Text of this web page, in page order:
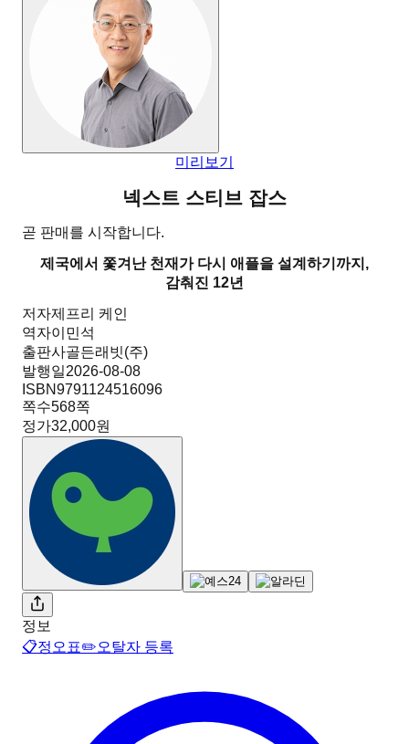
미리보기
넥스트 스티브 잡스
곧 판매를 시작합니다.
제국에서 쫓겨난 천재가 다시 애플을 설계하기까지,
감춰진 12년
저자제프리 케인
역자이민석
출판사골든래빗(주)
발행일2026-08-08
ISBN9791124516096
쪽수568쪽
정가32,000원
정보
📋정오표✏️오탈자 등록